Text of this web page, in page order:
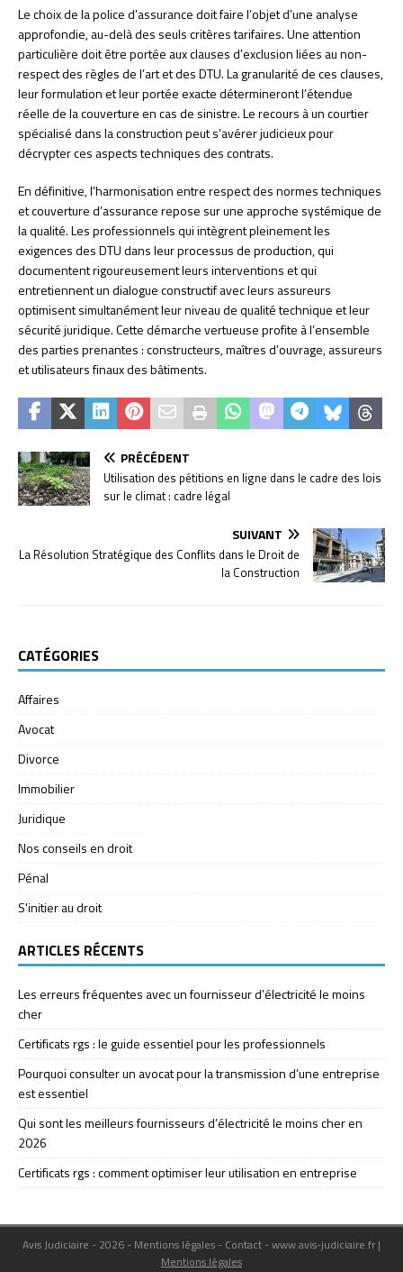
Le choix de la police d’assurance doit faire l’objet d’une analyse
approfondie, au-delà des seuls critères tarifaires. Une attention
particulière doit être portée aux clauses d’exclusion liées au non-
respect des règles de l’art et des DTU. La granularité de ces clauses,
leur formulation et leur portée exacte détermineront l’étendue
réelle de la couverture en cas de sinistre. Le recours à un courtier
spécialisé dans la construction peut s’avérer judicieux pour
décrypter ces aspects techniques des contrats.
En définitive, l’harmonisation entre respect des normes techniques
et couverture d’assurance repose sur une approche systémique de
la qualité. Les professionnels qui intègrent pleinement les
exigences des DTU dans leur processus de production, qui
documentent rigoureusement leurs interventions et qui
entretiennent un dialogue constructif avec leurs assureurs
optimisent simultanément leur niveau de qualité technique et leur
sécurité juridique. Cette démarche vertueuse profite à l’ensemble
des parties prenantes : constructeurs, maîtres d’ouvrage, assureurs
et utilisateurs finaux des bâtiments.
PRÉCÉDENT
Utilisation des pétitions en ligne dans le cadre des lois
sur le climat : cadre légal
SUIVANT
La Résolution Stratégique des Conflits dans le Droit de
la Construction
CATÉGORIES
Affaires
Avocat
Divorce
Immobilier
Juridique
Nos conseils en droit
Pénal
S'initier au droit
ARTICLES RÉCENTS
Les erreurs fréquentes avec un fournisseur d’électricité le moins
cher
Certificats rgs : le guide essentiel pour les professionnels
Pourquoi consulter un avocat pour la transmission d’une entreprise
est essentiel
Qui sont les meilleurs fournisseurs d’électricité le moins cher en
2026
Certificats rgs : comment optimiser leur utilisation en entreprise
Avis Judiciaire - 2026 - Mentions légales - Contact - www.avis-judiciaire.fr |
Mentions légales